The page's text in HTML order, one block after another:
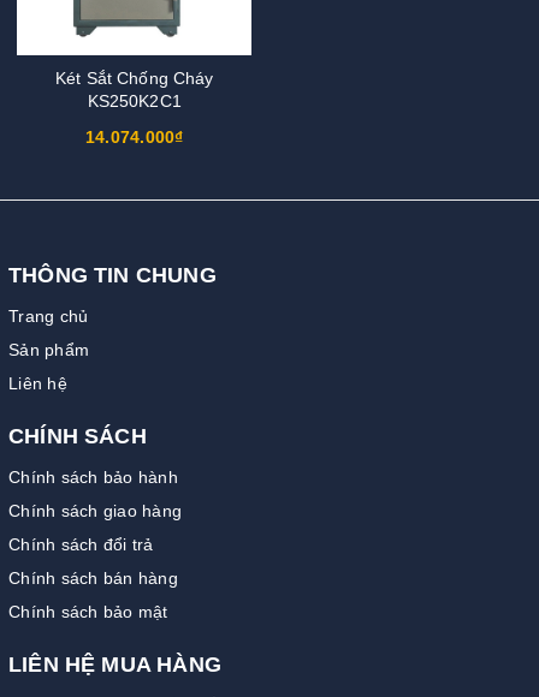
Két Sắt Chống Cháy
KS250K2C1
14.074.000₫
THÔNG TIN CHUNG
Trang chủ
Sản phẩm
Liên hệ
CHÍNH SÁCH
Chính sách bảo hành
Chính sách giao hàng
Chính sách đổi trả
Chính sách bán hàng
Chính sách bảo mật
LIÊN HỆ MUA HÀNG